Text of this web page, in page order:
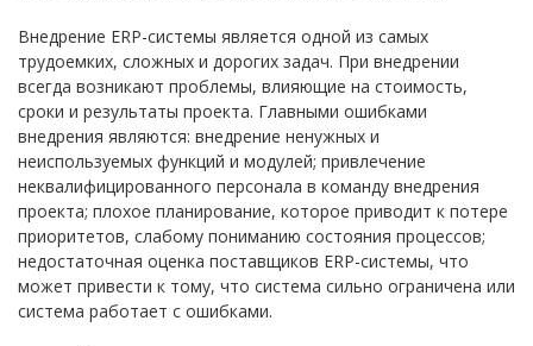
Внедрение ERP-системы является одной из самых
трудоемких, сложных и дорогих задач. При внедрении
всегда возникают проблемы, влияющие на стоимость,
сроки и результаты проекта. Главными ошибками
внедрения являются: внедрение ненужных и
неиспользуемых функций и модулей; привлечение
неквалифицированного персонала в команду внедрения
проекта; плохое планирование, которое приводит к потере
приоритетов, слабому пониманию состояния процессов;
недостаточная оценка поставщиков ERP-системы, что
может привести к тому, что система сильно ограничена или
система работает с ошибками.